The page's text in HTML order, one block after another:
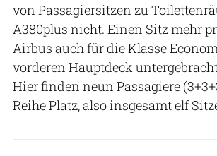
von Passagiersitzen zu
A380plus nicht. Einen Sitz mehr
Airbus auch für die Klasse
vorderen Hauptdeck
Hier finden neun Passagiere
Reihe Platz, also insgesamt elf